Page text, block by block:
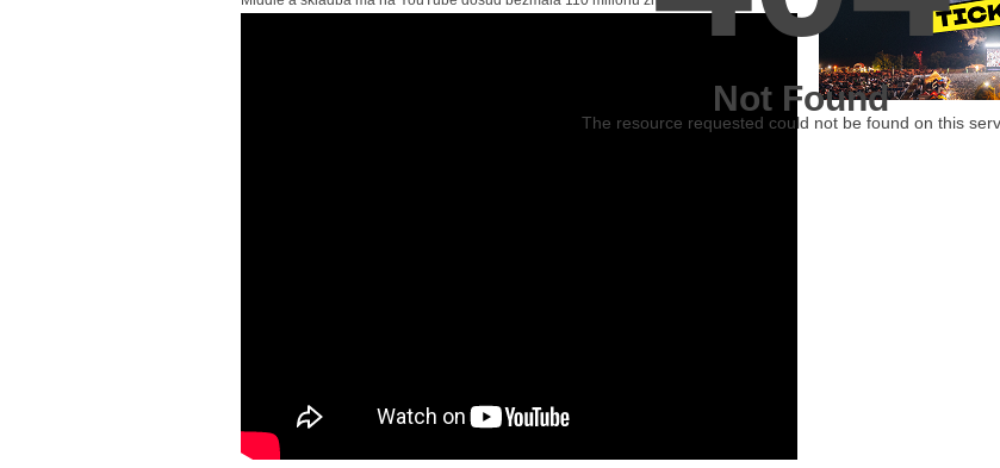
Not Found
The resource requested could not be found on this